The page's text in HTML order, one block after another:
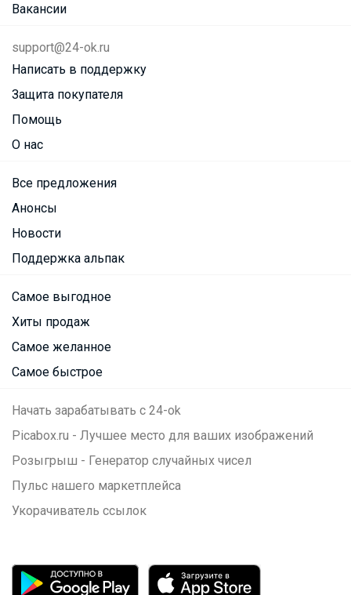
Вакансии
support@24-ok.ru
Написать в поддержку
Защита покупателя
Помощь
О нас
Все предложения
Анонсы
Новости
Поддержка альпак
Самое выгодное
Хиты продаж
Самое желанное
Самое быстрое
Начать зарабатывать с 24-ok
Picabox.ru - Лучшее место для ваших изображений
Розыгрыш - Генератор случайных чисел
Пульс нашего маркетплейса
Укорачиватель ссылок